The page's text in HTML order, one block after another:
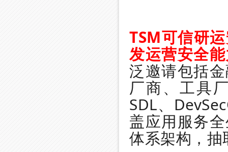
TSM可信研
发运营安全
泛邀请包括
厂商、工具
SDL、
盖应用服务
体系架构，